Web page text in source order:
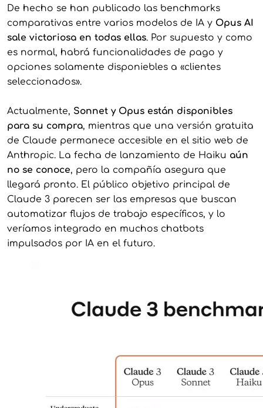
De hecho se han publicado las benchmarks
comparativas entre varios modelos de IA y Opus AI
sale victoriosa en todas ellas. Por supuesto y como
es normal, habrá funcionalidades de pago y
opciones solamente disponiebles a «clientes
seleccionados».
Actualmente, Sonnet y Opus están disponibles
para su compra, mientras que una versión gratuita
de Claude permanece accesible en el sitio web de
Anthropic. La fecha de lanzamiento de Haiku aún
no se conoce, pero la compañía asegura que
llegará pronto. El público objetivo principal de
Claude 3 parecen ser las empresas que buscan
automatizar flujos de trabajo específicos, y lo
veríamos integrado en muchos chatbots
impulsados por IA en el futuro.